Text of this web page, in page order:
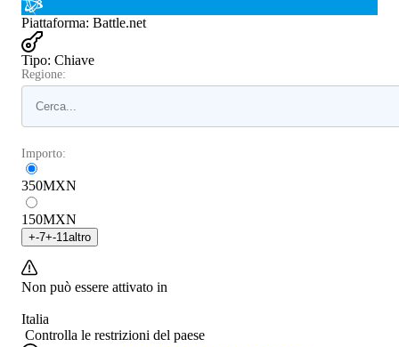
Piattaforma: Battle.net
Tipo: Chiave
Regione:
Importo:
350MXN
150MXN
+-7+-11 altro
Non può essere attivato in
Italia
Controlla le restrizioni del paese